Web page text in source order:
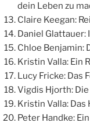
dein Leben zu
Claire Keegan:
Daniel Glattauer:
Chloe Benjamin:
Kristin Valla: Ein
Lucy Fricke: Das
Vigdis Hjorth:
Kristin Valla: Das
Peter Handke: